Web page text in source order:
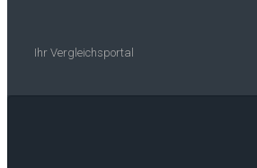
Ihr Vergleichsportal